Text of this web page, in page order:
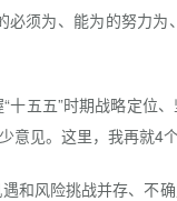
为、能为的努力为
五”时期战略定位
见。这里，我再就4个
风险挑战并存、不